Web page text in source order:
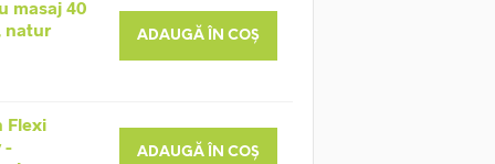
masaj 40
natur
ADAUGĂ ÎN COȘ
Flexi
-
ADAUGĂ ÎN COȘ